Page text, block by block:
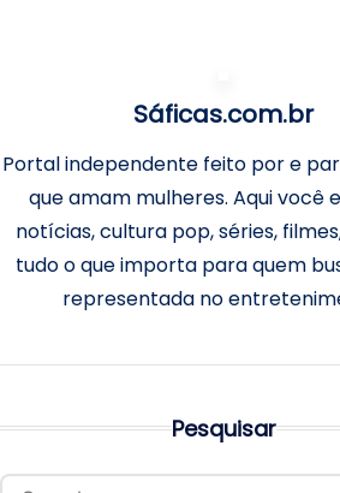
Sáficas.com.br
Portal independente feito por e
que amam mulheres. Aqui você
notícias, cultura pop, séries,
tudo o que importa para quem
representada no
Pesquisar